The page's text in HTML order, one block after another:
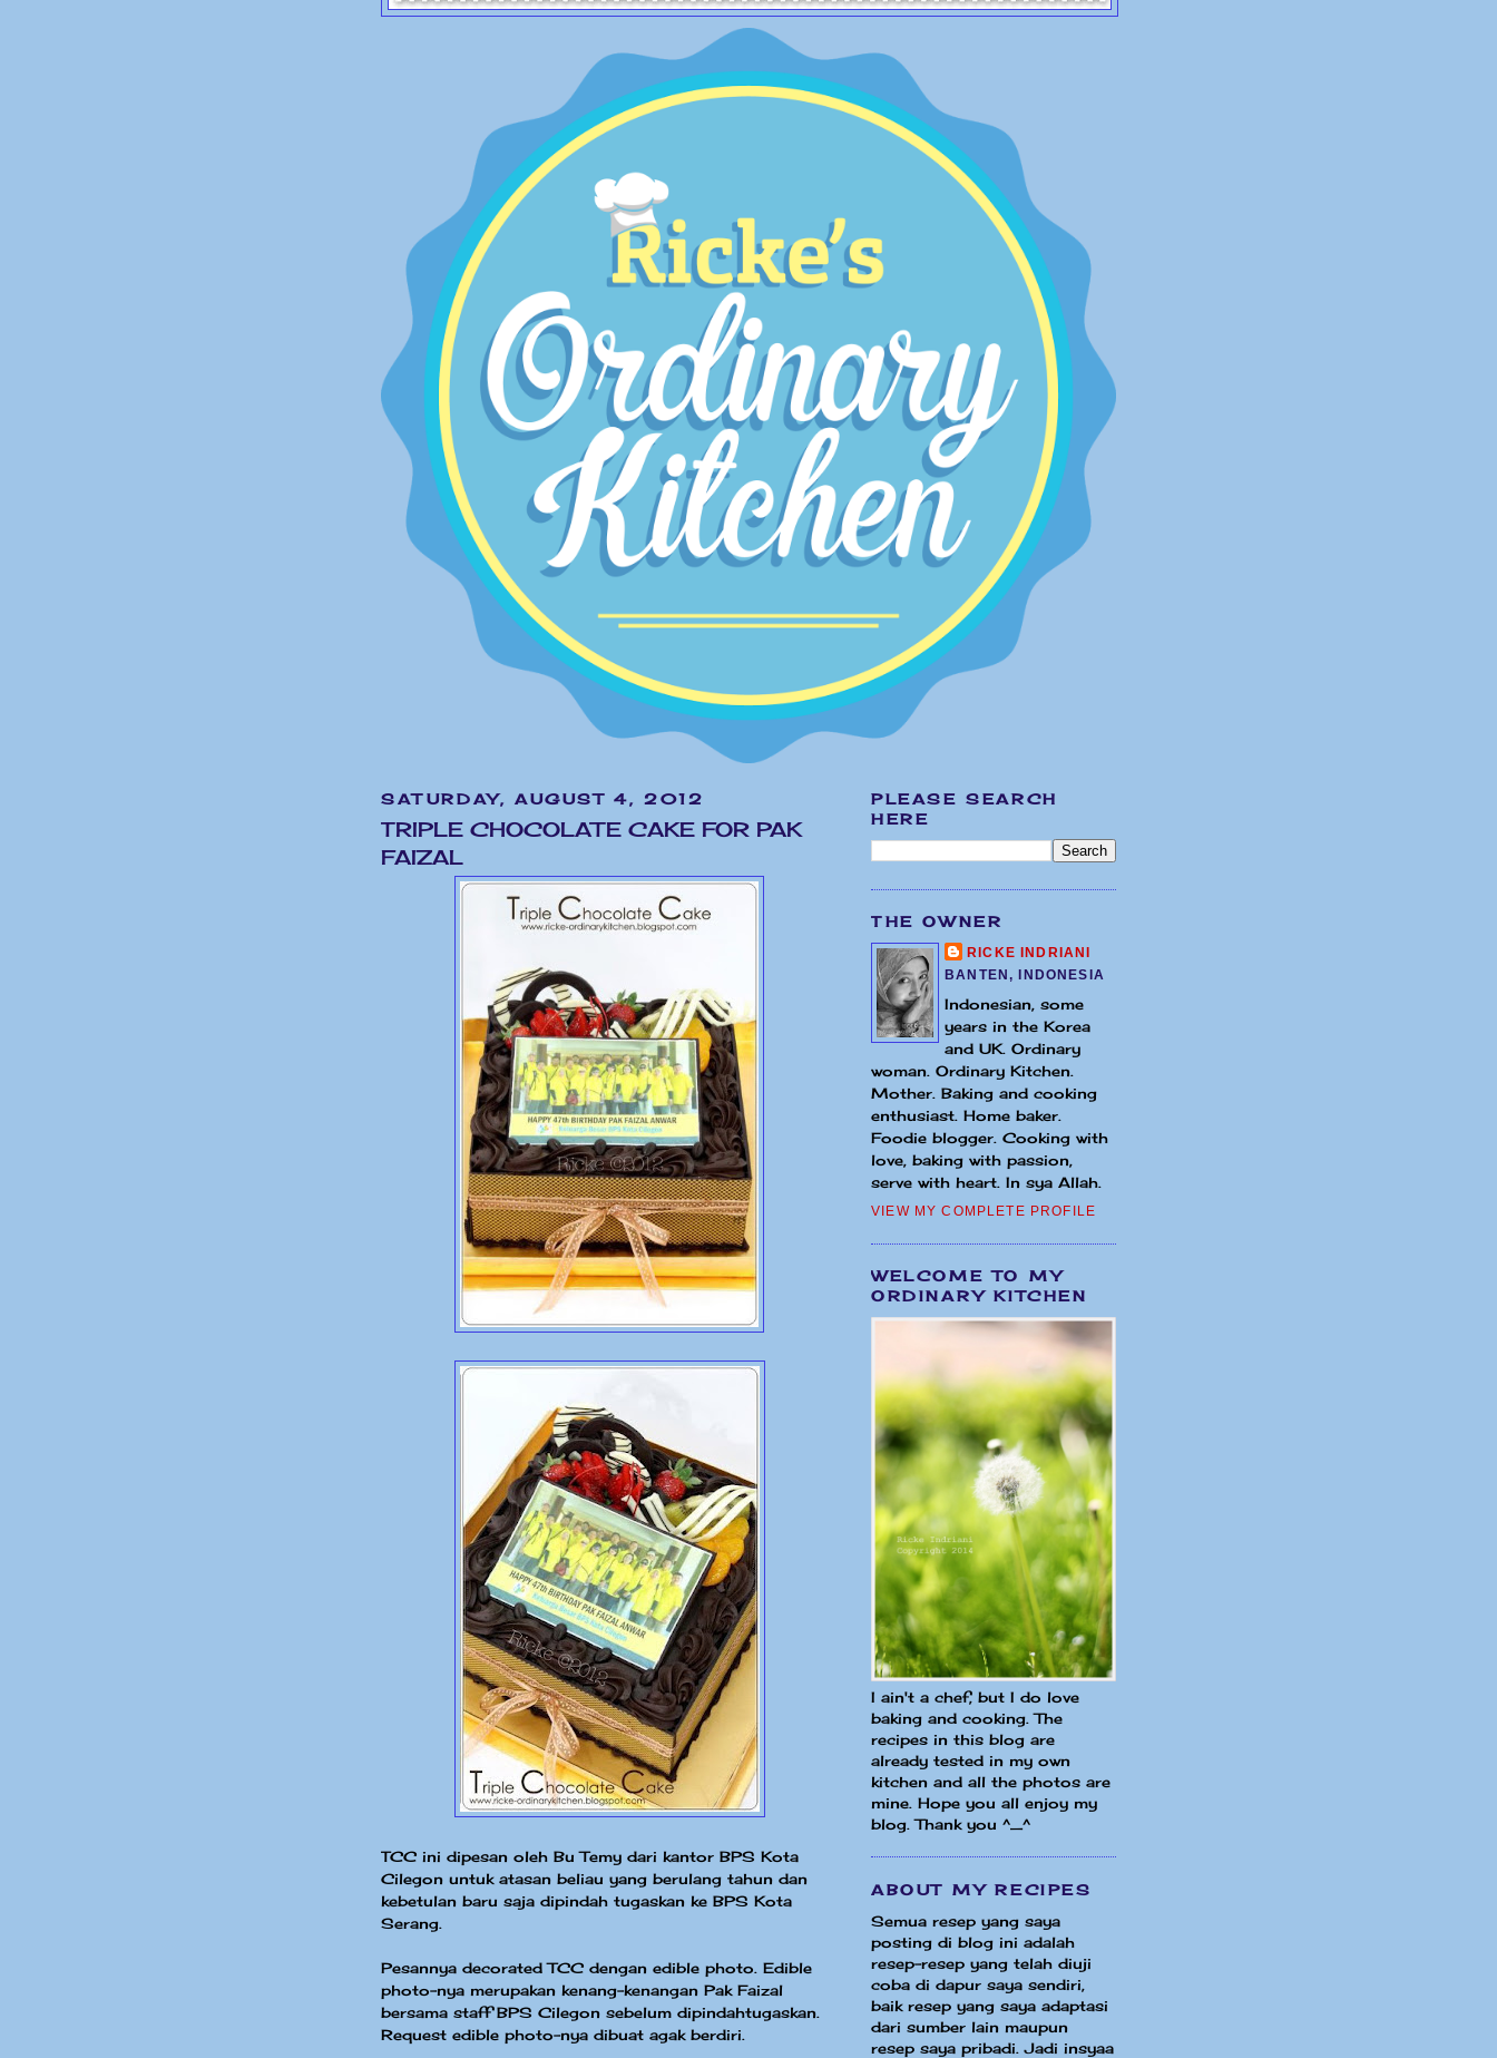
SATURDAY, AUGUST 4, 2012
TRIPLE CHOCOLATE CAKE FOR PAK
FAIZAL
TCC ini dipesan oleh Bu Temy dari kantor BPS Kota
Cilegon untuk atasan beliau yang berulang tahun dan
kebetulan baru saja dipindah tugaskan ke BPS Kota
Serang.
Pesannya decorated TCC dengan edible photo. Edible
photo-nya merupakan kenang-kenangan Pak Faizal
bersama staff BPS Cilegon sebelum dipindahtugaskan.
Request edible photo-nya dibuat agak berdiri.
PLEASE SEARCH
HERE
THE OWNER
RICKE INDRIANI
BANTEN, INDONESIA
Indonesian, some
years in the Korea
and UK. Ordinary
woman. Ordinary Kitchen.
Mother. Baking and cooking
enthusiast. Home baker.
Foodie blogger. Cooking with
love, baking with passion,
serve with heart. In sya Allah.
VIEW MY COMPLETE PROFILE
WELCOME TO MY
ORDINARY KITCHEN
I ain't a chef, but I do love
baking and cooking. The
recipes in this blog are
already tested in my own
kitchen and all the photos are
mine. Hope you all enjoy my
blog. Thank you ^_^
ABOUT MY RECIPES
Semua resep yang saya
posting di blog ini adalah
resep-resep yang telah diuji
coba di dapur saya sendiri,
baik resep yang saya adaptasi
dari sumber lain maupun
resep saya pribadi. Jadi insyaa